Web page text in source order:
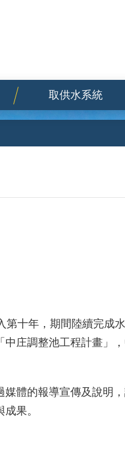
取供水系統
十年，期間陸續完成
庄調整池工程計畫」
體的報導宣傳及說明
果。